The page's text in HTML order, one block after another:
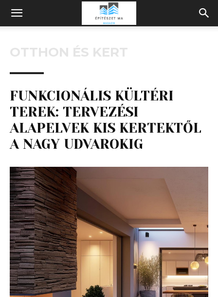
Építeszeti
Magazin
OTTHON ÉS KERT
FUNKCIONÁLIS KÜLTÉRI
TEREK: TERVEZÉSI
ALAPELVEK KIS KERTEKTŐL
A NAGY UDVAROKIG